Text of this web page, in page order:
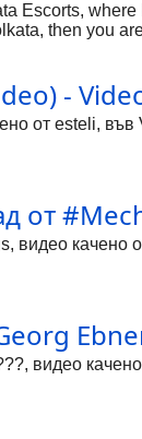
Escorts,
then you
-
от esteli,
от
качено
видео